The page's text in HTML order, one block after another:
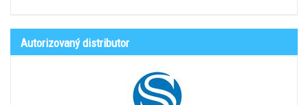
Autorizovaný distributor